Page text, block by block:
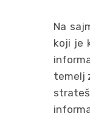
Na
koji je
temelj